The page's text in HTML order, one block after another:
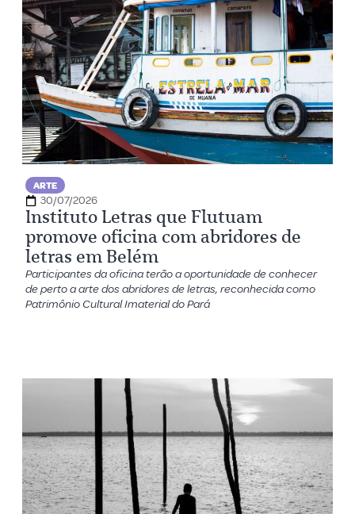
ARTE
30/07/2026
Instituto Letras que Flutuam
promove oficina com abridores de
letras em Belém
Participantes da oficina terão a oportunidade de conhecer
de perto a arte dos abridores de letras, reconhecida como
Patrimônio Cultural Imaterial do Pará